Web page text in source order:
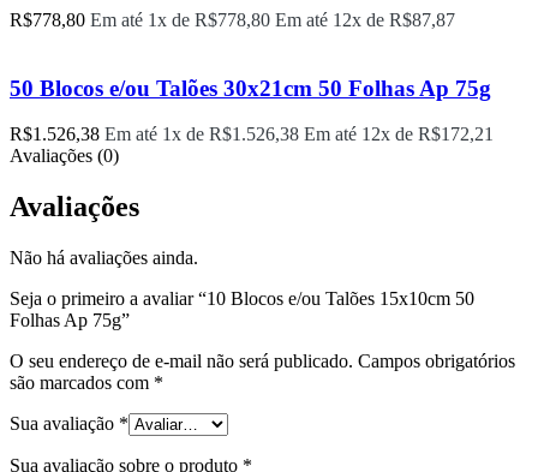
R$778,80 Em até 1x de R$778,80 Em até 12x de R$87,87
50 Blocos e/ou Talões 30x21cm 50 Folhas Ap 75g
R$1.526,38 Em até 1x de R$1.526,38 Em até 12x de R$172,21
Avaliações (0)
Avaliações
Não há avaliações ainda.
Seja o primeiro a avaliar “10 Blocos e/ou Talões 15x10cm 50
Folhas Ap 75g”
O seu endereço de e-mail não será publicado. Campos obrigatórios
são marcados com *
Sua avaliação *
Sua avaliação sobre o produto *